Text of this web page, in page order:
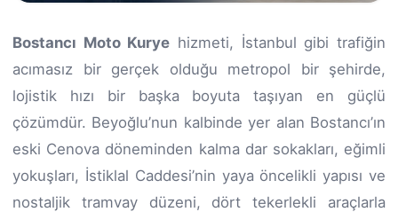
Bostancı Moto Kurye hizmeti, İstanbul gibi trafiğin
acımasız bir gerçek olduğu metropol bir şehirde,
lojistik hızı bir başka boyuta taşıyan en güçlü
çözümdür. Beyoğlu’nun kalbinde yer alan Bostancı’ın
eski Cenova döneminden kalma dar sokakları, eğimli
yokuşları, İstiklal Caddesi’nin yaya öncelikli yapısı ve
nostaljik tramvay düzeni, dört tekerlekli araçlarla